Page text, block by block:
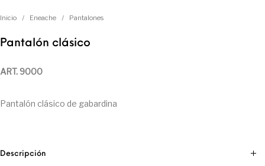
Inicio / Eneache / Pantalones
Pantalón clásico
ART. 9000
Pantalón clásico de gabardina
Descripción